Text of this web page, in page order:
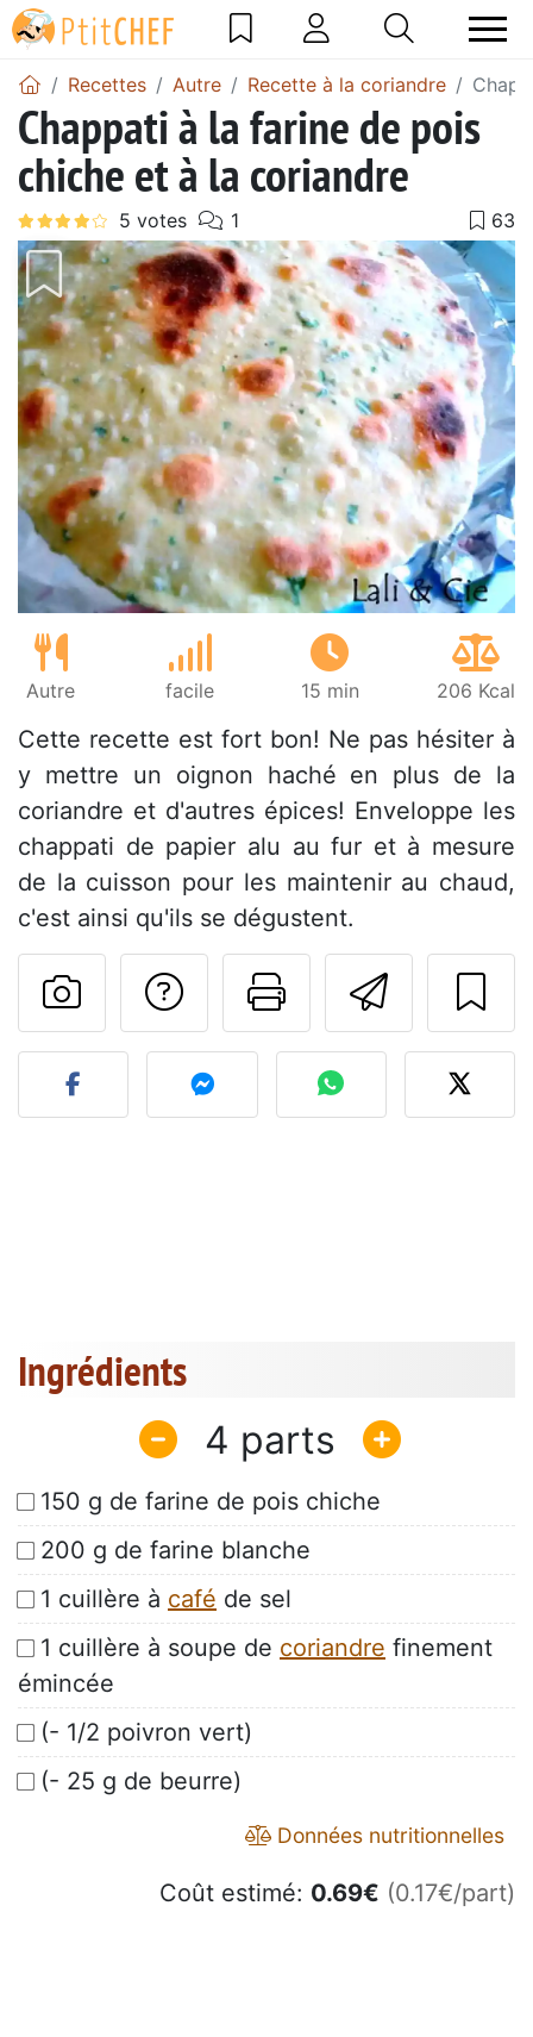
Recettes Autre Recette à la coriandre
Chappati à la farine de pois
chiche et à la coriandre
Autre facile 15 min 206 Kcal
Cette recette est fort bon! Ne pas hésiter à
y mettre un oignon haché en plus de la
coriandre et d'autres épices! Enveloppe les
chappati de papier alu au fur et à mesure
de la cuisson pour les maintenir au chaud,
c'est ainsi qu'ils se dégustent.
Imprimer
Poser une
Publier votre photo de
Ingrédients
4
150 g de farine de pois chiche
200 g de farine blanche
1 cuillère à café de sel
1 cuillère à soupe de coriandre finement
émincée
(- 1/2 poivron vert)
(- 25 g de beurre)
Données nutritionnelles
Coût estimé: 0.69€ (0.17€/part)